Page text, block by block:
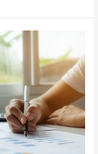
המפתיעים
של
תכנון
פיננסי
שישנו
את
חייכם